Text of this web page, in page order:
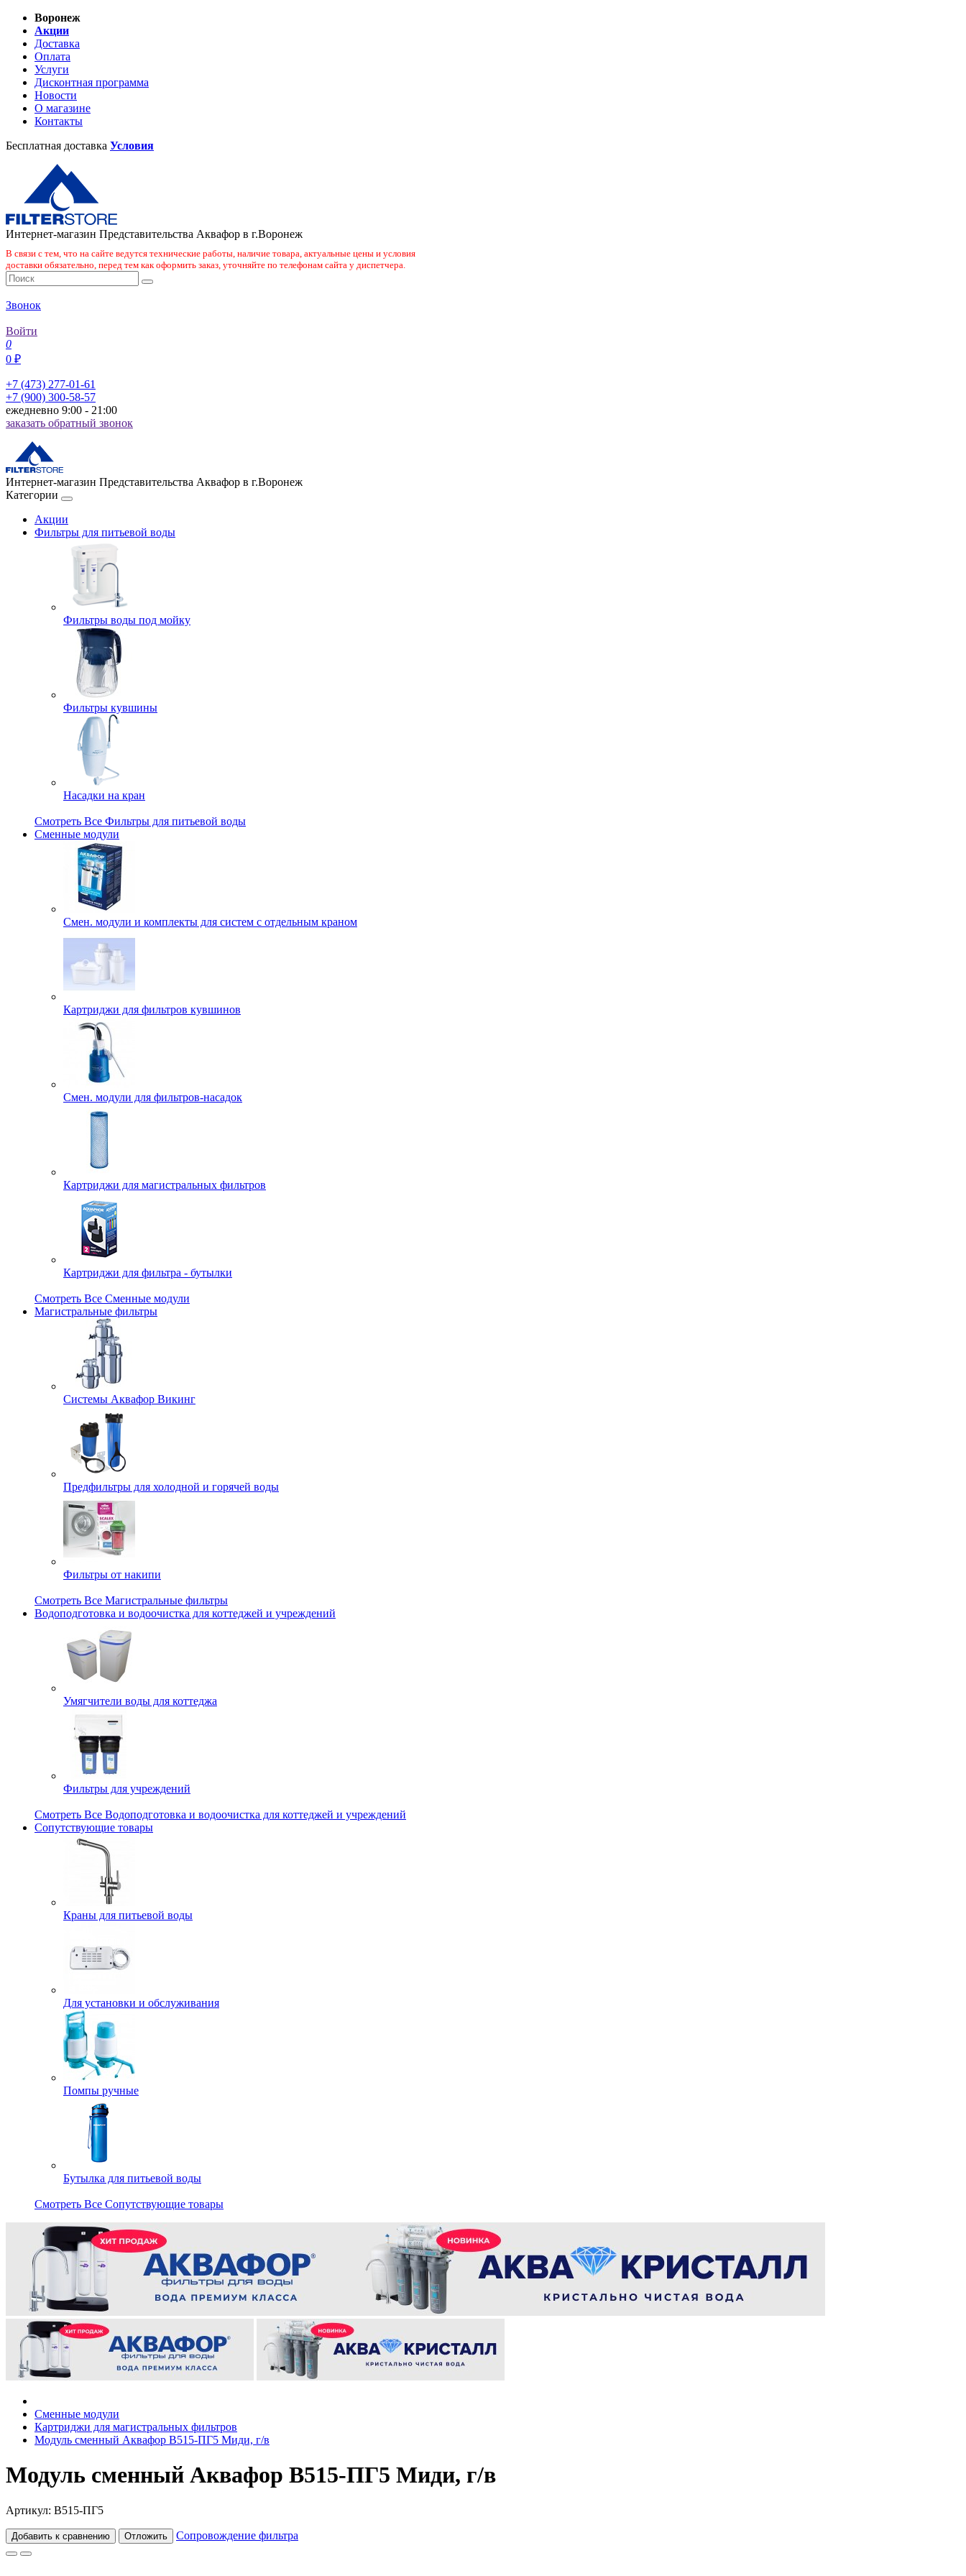
Воронеж
Акции
Доставка
Оплата
Услуги
Дисконтная программа
Новости
О магазине
Контакты
Бесплатная доставка Условия
Интернет-магазин Представительства Аквафор в г.Воронеж
В связи с тем, что на сайте ведутся технические работы, наличие товара, актуальные цены и условия
доставки обязательно, перед тем как оформить заказ, уточняйте по телефонам сайта у диспетчера.
Звонок
Войти
0
0 ₽
+7 (473) 277-01-61
+7 (900) 300-58-57
ежедневно 9:00 - 21:00
заказать обратный звонок
Интернет-магазин Представительства Аквафор в г.Воронеж
Категории
Акции
Фильтры для питьевой воды
Фильтры воды под мойку
Фильтры кувшины
Насадки на кран
Смотреть Все Фильтры для питьевой воды
Сменные модули
Смен. модули и комплекты для систем с отдельным краном
Картриджи для фильтров кувшинов
Смен. модули для фильтров-насадок
Картриджи для магистральных фильтров
Картриджи для фильтра - бутылки
Смотреть Все Сменные модули
Магистральные фильтры
Системы Аквафор Викинг
Предфильтры для холодной и горячей воды
Фильтры от накипи
Смотреть Все Магистральные фильтры
Водоподготовка и водоочистка для коттеджей и учреждений
Умягчители воды для коттеджа
Фильтры для учреждений
Смотреть Все Водоподготовка и водоочистка для коттеджей и учреждений
Сопутствующие товары
Краны для питьевой воды
Для установки и обслуживания
Помпы ручные
Бутылка для питьевой воды
Смотреть Все Сопутствующие товары
Сменные модули
Картриджи для магистральных фильтров
Модуль сменный Аквафор В515-ПГ5 Миди, г/в
Модуль сменный Аквафор В515-ПГ5 Миди, г/в
Артикул: В515-ПГ5
Добавить к сравнению Отложить Сопровождение фильтра